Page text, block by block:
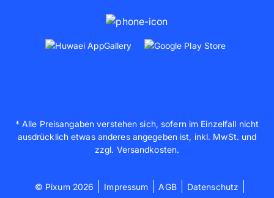
* Alle Preisangaben verstehen sich, sofern im Einzelfall nicht
ausdrücklich etwas anderes angegeben ist, inkl. MwSt. und
zzgl. Versandkosten.
© Pixum 2026 Impressum AGB Datenschutz